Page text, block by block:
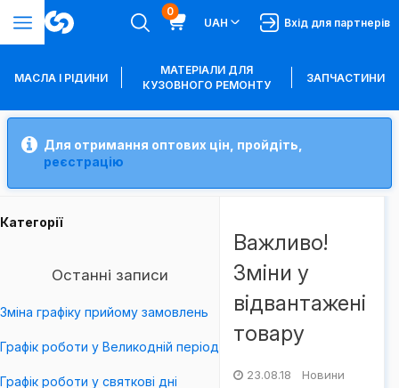
0
UAH
Вхід для партнерів
МАСЛА І РІДИНИ
МАТЕРІАЛИ ДЛЯ
КУЗОВНОГО РЕМОНТУ
ЗАПЧАСТИНИ
Для отримання оптових цін, пройдіть,
реєстрацію
Категорії
Останні записи
Зміна графіку прийому замовлень
Графік роботи у Великодній період
Графік роботи у святкові дні
Важливо!
Зміни у
відвантажені
товару
23.08.18 Новини